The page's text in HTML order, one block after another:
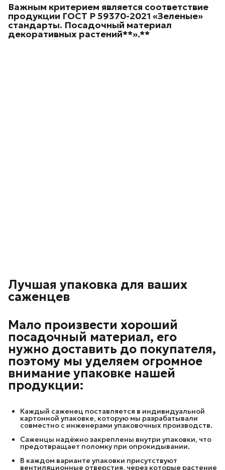
Важным критерием является соответствие
продукции ГОСТ Р 59370-2021 «Зеленые»
стандарты. Посадочный материал
декоративных растений**».**
Лучшая упаковка для ваших
саженцев
Мало произвести хороший
посадочный материал, его
нужно доставить до покупателя,
поэтому мы уделяем огромное
внимание упаковке нашей
продукции:
Каждый саженец поставляется в индивидуальной
картонной упаковке, которую мы разрабатывали
совместно с инженерами упаковочных производств.
Саженцы надёжно закреплены внутри упаковки, что
предотвращает поломку при опрокидывании.
В каждом варианте упаковки присутствуют
вентиляционные отверстия, через которые растение